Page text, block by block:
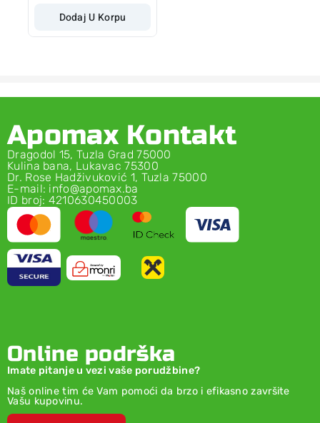
Dodaj U Korpu
Apomax Kontakt
Dragodol 15, Tuzla Grad 75000
Kulina bana, Lukavac 75300
Dr. Rose Hadživuković 1, Tuzla 75000
E-mail: info@apomax.ba
ID broj: 4210630450003
Online podrška
Imate pitanje u vezi vaše porudžbine?
Naš online tim će Vam pomoći da brzo i efikasno završite
Vašu kupovinu.